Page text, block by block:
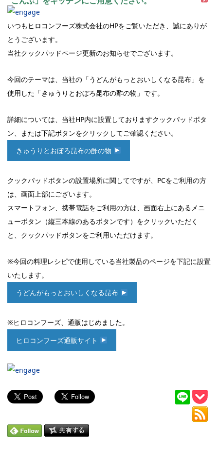
いつもヒロコンフーズ株式会社のHPをご覧いただき、誠にありが
とうございます。
当社クックパッドページ更新のお知らせでございます。
今回のテーマは、当社の「うどんがもっとおいしくなる昆布」を
使用した「きゅうりとおぼろ昆布の酢の物」です。
詳細については、当社HP内に設置しておりますクックパッドボタ
ン、または下記ボタンをクリックしてご確認ください。
きゅうりとおぼろ昆布の酢の物
クックパッドボタンの設置場所に関してですが、PCをご利用の方
は、画面上部にございます。
スマートフォン、携帯電話をご利用の方は、画面右上にあるメニ
ューボタン（縦三本線のあるボタンです）をクリックいただく
と、クックパッドボタンをご利用いただけます。
※今回の料理レシピで使用している当社製品のページを下記に設置
いたします。
うどんがもっとおいしくなる昆布
※ヒロコンフーズ、通販はじめました。
ヒロコンフーズ通販サイト